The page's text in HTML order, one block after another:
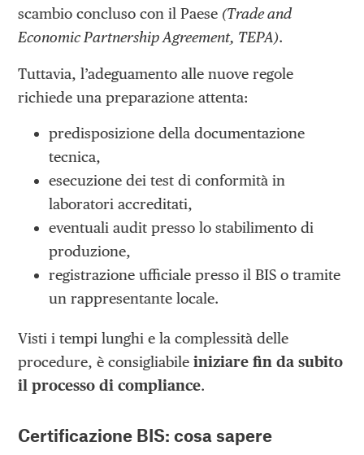
scambio concluso con il Paese (Trade and
Economic Partnership Agreement, TEPA).
Tuttavia, l’adeguamento alle nuove regole
richiede una preparazione attenta:
predisposizione della documentazione
tecnica,
esecuzione dei test di conformità in
laboratori accreditati,
eventuali audit presso lo stabilimento di
produzione,
registrazione ufficiale presso il BIS o tramite
un rappresentante locale.
Visti i tempi lunghi e la complessità delle
procedure, è consigliabileiniziare fin da subito
il processo di compliance.
Certificazione BIS: cosa sapere